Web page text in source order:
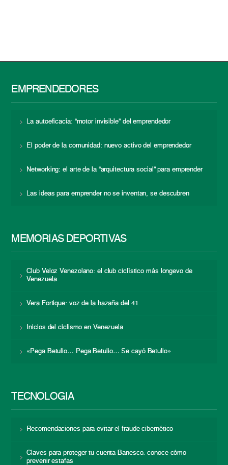
EMPRENDEDORES
La autoeficacia: “motor invisible” del emprendedor
El poder de la comunidad: nuevo activo del emprendedor
Networking: el arte de la “arquitectura social” para emprender
Las ideas para emprender no se inventan, se descubren
MEMORIAS DEPORTIVAS
Club Veloz Venezolano: el club ciclístico más longevo de
Venezuela
Vera Fortique: voz de la hazaña del 41
Inicios del ciclismo en Venezuela
«Pega Betulio… Pega Betulio… Se cayó Betulio»
TECNOLOGÍA
Recomendaciones para evitar el fraude cibernético
Claves para proteger tu cuenta Banesco: conoce cómo
prevenir estafas